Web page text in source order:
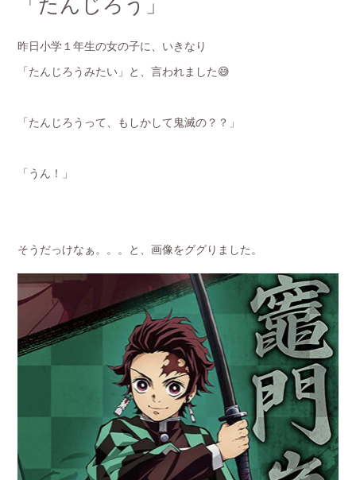
「たんじろう」
昨日小学１年生の女の子に、いきなり
「たんじろうみたい」と、言われました😅
「たんじろうって、もしかして鬼滅の？？」
「うん！」
そうだっけなぁ。。。と、画像をググりました。